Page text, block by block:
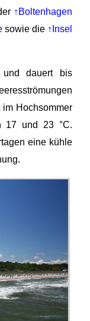
↑Boltenhagen
sowie die ↑Insel
und dauert bis
Hochsommer
17 und 23 °C.
eine kühle